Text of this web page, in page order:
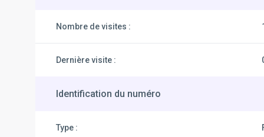
Nombre de visites :
Dernière visite :
Identification du numéro
Type :